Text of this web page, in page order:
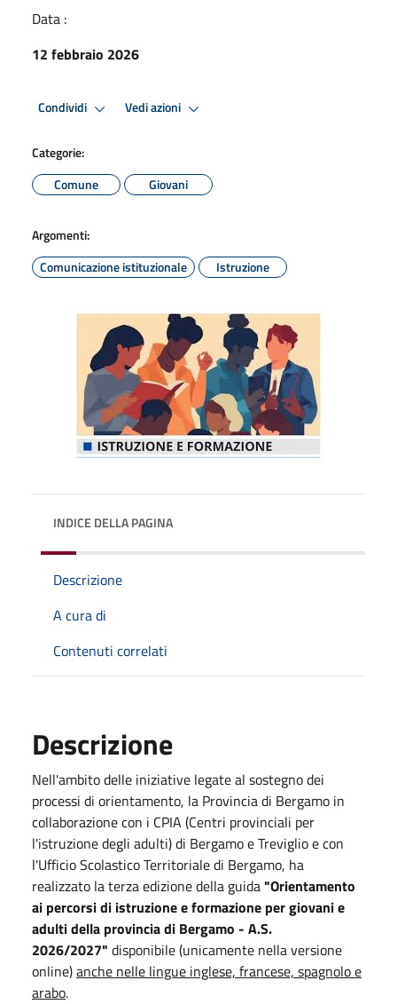
Data :
12 febbraio 2026
Condividi Vedi azioni
Categorie:
Comune
Giovani
Argomenti:
Comunicazione istituzionale
Istruzione
INDICE DELLA PAGINA
Descrizione
A cura di
Contenuti correlati
Descrizione
Nell'ambito delle iniziative legate al sostegno dei
processi di orientamento, la Provincia di Bergamo in
collaborazione con i CPIA (Centri provinciali per
l'istruzione degli adulti) di Bergamo e Treviglio e con
l'Ufficio Scolastico Territoriale di Bergamo, ha
realizzato la terza edizione della guida"Orientamento
ai percorsi di istruzione e formazione per giovani e
adulti della provincia di Bergamo - A.S.
2026/2027" disponibile (unicamente nella versione
online)anche nelle lingue inglese, francese, spagnolo e
arabo.